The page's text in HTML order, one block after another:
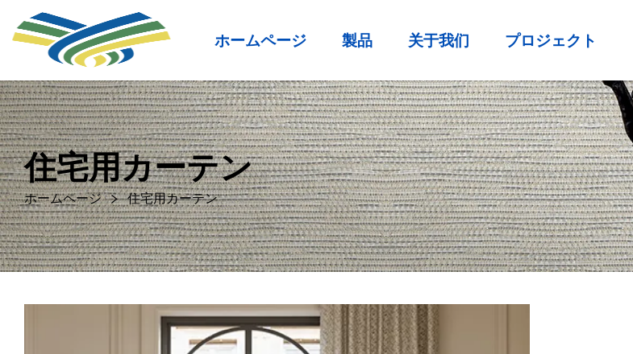
ホームページ 製品 关于我们 プロジェクト
住宅用カーテン
ホームページ 住宅用カーテン